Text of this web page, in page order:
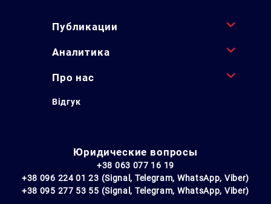
Публикации
Аналитика
Про нас
Відгук
Юридические вопросы
+38 063 077 16 19
+38 096 224 01 23 (Signal, Telegram, WhatsApp, Viber)
+38 095 277 53 55 (Signal, Telegram, WhatsApp, Viber)